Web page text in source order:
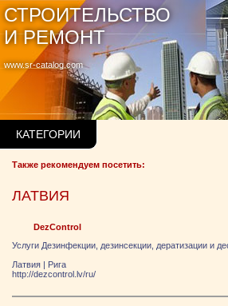
www.sr-catalog.com
СТРОИТЕЛЬСТВО
И РЕМОНТ
КАТЕГОРИИ
Также рекомендуем посетить:
ЛАТВИЯ
DezControl
Услуги Дезинфекции, дезинсекции, дератизации и
Латвия | Рига
http://dezcontrol.lv/ru/